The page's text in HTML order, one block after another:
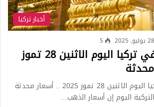
أخبار تركيا
5
أسعار الذهب في تركيا اليوم الاثنين 28 تموز
أسعار الذهب في تركيا اليوم الاثنين 28 تموز 2025 .. أسعار محدثة
اليوم إن أسعار الذهب…